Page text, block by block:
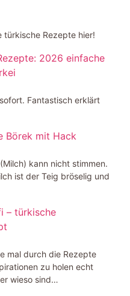
türkische Rezepte hier!
2026 einfache
Fantastisch erklärt
Börek mit Hack
kann nicht stimmen.
ist der Teig bröselig und
– türkische
mal durch die Rezepte
zu holen echt
wieso sind…